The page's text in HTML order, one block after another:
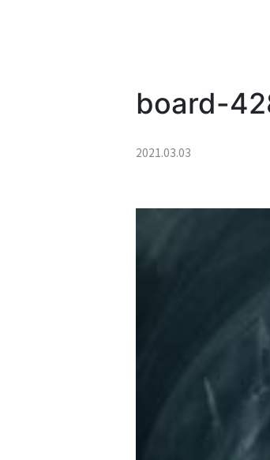
board-
2021.03.03